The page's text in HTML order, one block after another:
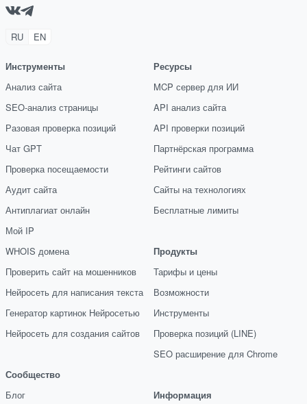
RU EN
Инструменты
Анализ сайта
SEO-анализ страницы
Разовая проверка позиций
Чат GPT
Проверка посещаемости
Аудит сайта
Антиплагиат онлайн
Мой IP
WHOIS домена
Проверить сайт на мошенников
Нейросеть для написания текста
Генератор картинок Нейросетью
Нейросеть для создания сайтов
Сообщество
Блог
Ресурсы
MCP сервер для ИИ
API анализ сайта
API проверки позиций
Партнёрская программа
Рейтинги сайтов
Сайты на технологиях
Бесплатные лимиты
Продукты
Тарифы и цены
Возможности
Инструменты
Проверка позиций (LINE)
SEO расширение для Chrome
Информация